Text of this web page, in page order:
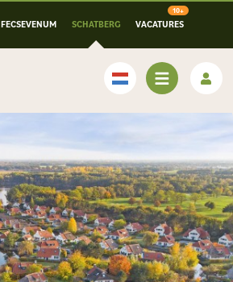
FECSEVENUM SCHATBERG VACATURES